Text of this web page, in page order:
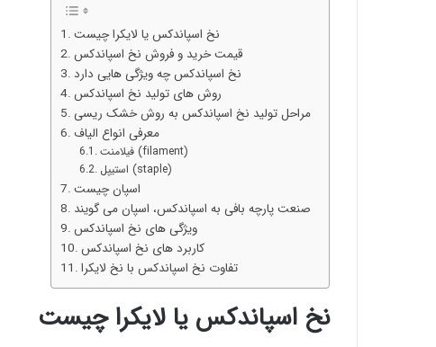
نخ اسپاندکس یا لایکرا چیست
قیمت خرید و فروش نخ اسپاندکس
نخ اسپاندکس چه ویژگی هایی دارد
روش های تولید نخ اسپاندکس
مراحل تولید نخ اسپاندکس به روش خشک ریسی
معرفی انواع الیاف
فیلامنت (filament)
استیپل (staple)
اسپان چیست
صنعت پارچه بافی به اسپاندکس، اسپان می گویند
ویژگی های نخ اسپاندکس
کاربرد های نخ اسپاندکس
تفاوت نخ اسپاندکس با نخ لایکرا
نخ اسپاندکس یا لایکرا چیست